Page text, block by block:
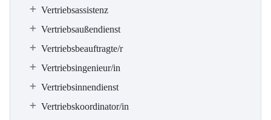
Vertriebsassistenz
Vertriebsaußendienst
Vertriebsbeauftragte/r
Vertriebsingenieur/in
Vertriebsinnendienst
Vertriebskoordinator/in